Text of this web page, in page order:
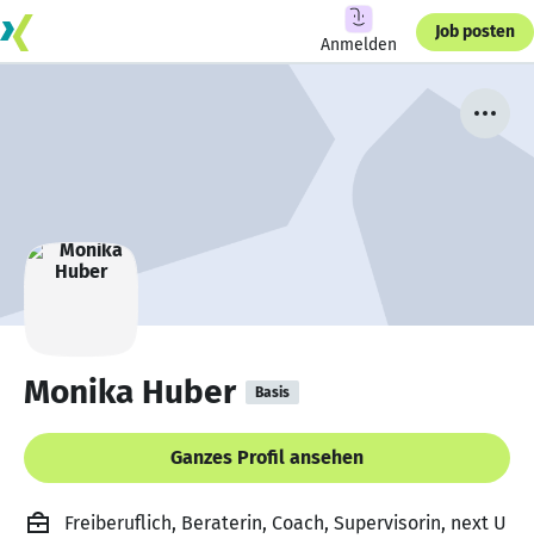
Anmelden
Job posten
Monika Huber Basis
Ganzes Profil ansehen
Freiberuflich, Beraterin, Coach, Supervisorin, next U